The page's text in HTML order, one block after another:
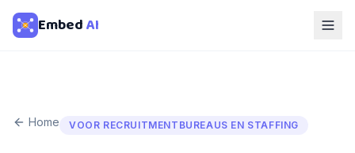
EmbedAI
Home VOOR RECRUITMENTBUREAUS EN STAFFING